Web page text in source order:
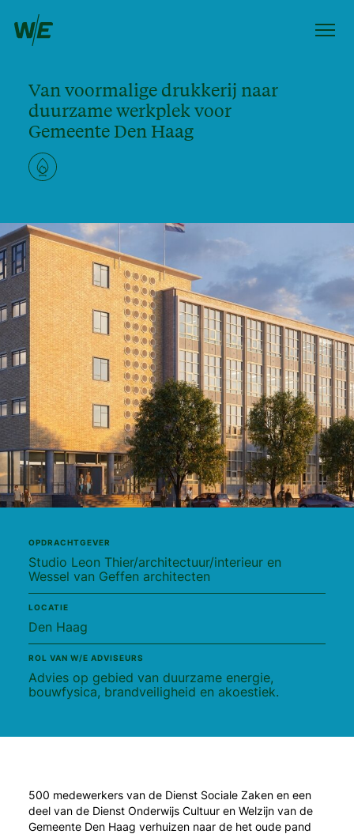
Van voormalige drukkerij naar
duurzame werkplek voor
Gemeente Den Haag
OPDRACHTGEVER
Studio Leon Thier/architectuur/interieur en
Wessel van Geffen architecten
LOCATIE
Den Haag
ROL VAN W/E ADVISEURS
Advies op gebied van duurzame energie,
bouwfysica, brandveiligheid en akoestiek.
500 medewerkers van de Dienst Sociale Zaken en een
deel van de Dienst Onderwijs Cultuur en Welzijn van de
Gemeente Den Haag verhuizen naar de het oude pand